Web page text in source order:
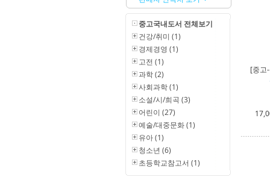
중고국내도서 전체보기
건강/취미 (1)
경제경영 (1)
고전 (1)
과학 (2)
사회과학 (1)
소설/시/희곡 (3)
어린이 (27)
예술/대중문화 (1)
유아 (1)
청소년 (6)
초등학교참고서 (1)
[중고